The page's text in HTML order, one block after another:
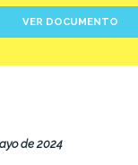
VER DOCUMENTO
de 2024